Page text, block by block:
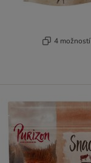
4 možností